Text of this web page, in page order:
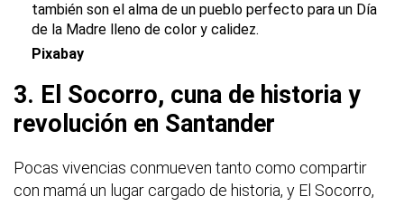
también son el alma de un pueblo perfecto para un Día
de la Madre lleno de color y calidez.
Pixabay
3. El Socorro, cuna de historia y
revolución en Santander
Pocas vivencias conmueven tanto como compartir
con mamá un lugar cargado de historia, y El Socorro,